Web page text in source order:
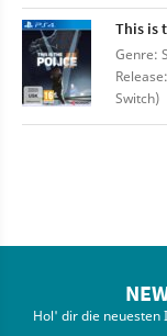
This is
Genre:
Switch)
Hol' dir die neuesten